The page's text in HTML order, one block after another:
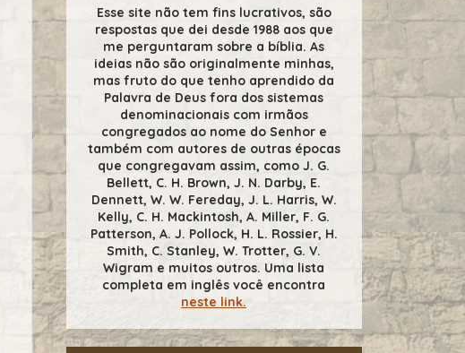
Esse site não tem fins lucrativos, são
respostas que dei desde 1988 aos que
me perguntaram sobre a bíblia. As
ideias não são originalmente minhas,
mas fruto do que tenho aprendido da
Palavra de Deus fora dos sistemas
denominacionais com irmãos
congregados ao nome do Senhor e
também com autores de outras épocas
que congregavam assim, como J. G.
Bellett, C. H. Brown, J. N. Darby, E.
Dennett, W. W. Fereday, J. L. Harris, W.
Kelly, C. H. Mackintosh, A. Miller, F. G.
Patterson, A. J. Pollock, H. L. Rossier, H.
Smith, C. Stanley, W. Trotter, G. V.
Wigram e muitos outros. Uma lista
completa em inglês você encontra
neste link.